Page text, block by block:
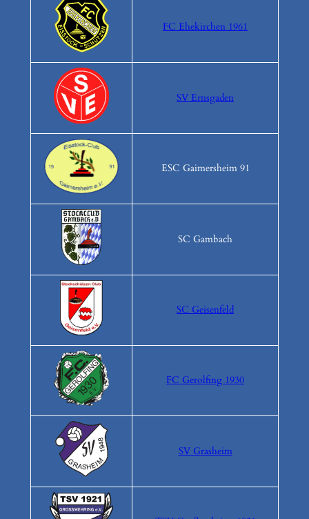
FC Ehekirchen 1961
SV Ernsgaden
ESC Gaimersheim 91
SC Gambach
SC Geisenfeld
FC Gerolfing 1930
SV Grasheim